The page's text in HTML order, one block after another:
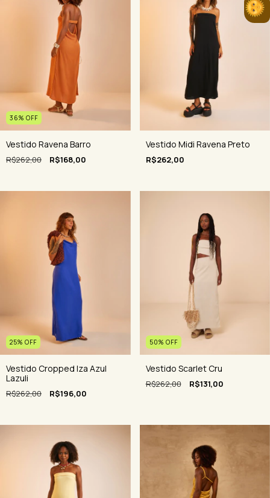
36% OFF
Vestido Ravena Barro
R$262,00 R$168,00
Vestido Midi Ravena Preto
R$262,00
25% OFF
Vestido Cropped Iza Azul
Lazuli
R$262,00 R$196,00
50% OFF
Vestido Scarlet Cru
R$262,00 R$131,00